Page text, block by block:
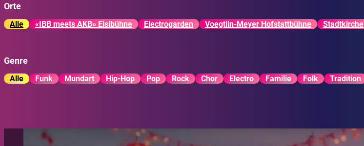
Orte
Alle «IBB meets AKB» Eisibühne Electrogarden Voegtlin-Meyer Hofstattbühne Stadtkirche
Genre
Alle Funk Mundart Hip-Hop Pop Rock Chor Electro Familie Folk Tradition